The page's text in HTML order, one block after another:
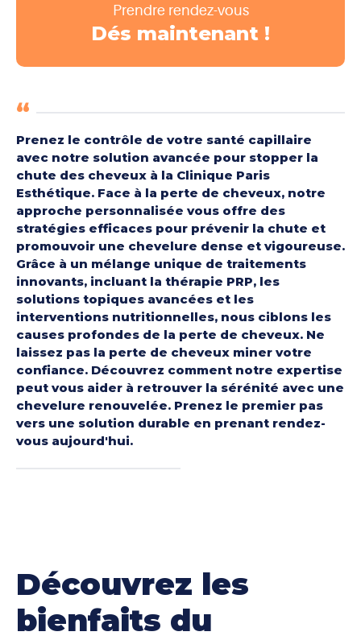
Prendre rendez-vous
Dés maintenant !
Prenez le contrôle de votre santé capillaire
avec notre solution avancée pour stopper la
chute des cheveux à la Clinique Paris
Esthétique. Face à la perte de cheveux, notre
approche personnalisée vous offre des
stratégies efficaces pour prévenir la chute et
promouvoir une chevelure dense et vigoureuse.
Grâce à un mélange unique de traitements
innovants, incluant la thérapie PRP, les
solutions topiques avancées et les
interventions nutritionnelles, nous ciblons les
causes profondes de la perte de cheveux. Ne
laissez pas la perte de cheveux miner votre
confiance. Découvrez comment notre expertise
peut vous aider à retrouver la sérénité avec une
chevelure renouvelée. Prenez le premier pas
vers une solution durable en prenant rendez-
vous aujourd'hui.
Découvrez les
bienfaits du